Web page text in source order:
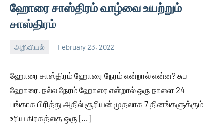
ஹோரை சாஸ்திரம் வாழ்வை உயற்றும்
சாஸ்திரம்
அறிவியல் February 23, 2022
Auser
ஹோரை சாஸ்திரம் ஹோரை நேரம் என்றால் என்ன? சுப
ஹோரை, நல்ல நேரம் ஹோரை என்றால் ஒரு நாளை 24
பங்காக பிரித்து அதில் சூரியன் முதலாக 7 தினங்களுக்கும்
உரிய கிரகத்தை ஒரு […]